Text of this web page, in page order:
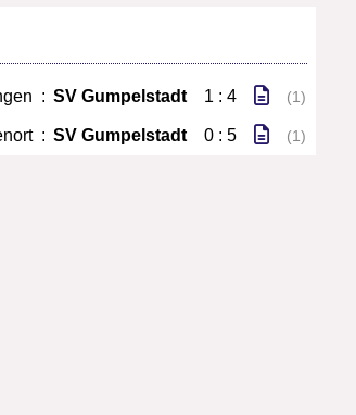
: SV Gumpelstadt 1 : 4 (1)
: SV Gumpelstadt 0 : 5 (1)